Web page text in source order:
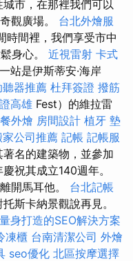
市，在那裡我們可以
觀廣場。 台北外燴服
時間裡，我們享受市中
身心。 近視雷射 卡式
站是伊斯蒂安·海岸
器推薦 杜拜簽證 撥筋
高雄 Fest）的維拉雷
外燴 房間設計 植牙 墊
家公司推薦 記帳 記帳服
名的建築物，並參加
祝其成立140週年。
開馬耳他。 台北記帳
斯卡納景觀說再見。
身打造的SEO解決方案
凍櫃 台南清潔公司 外燴
seo優化 北區按摩選擇